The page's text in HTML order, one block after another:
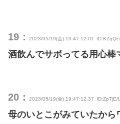
19： 2023/05/19(金) 19:47:12.01
酒飲んでサボってる用心棒
20： 2023/05/19(金) 19:47:12.37 ID:ZpTjE/
母のいとこがみていたから